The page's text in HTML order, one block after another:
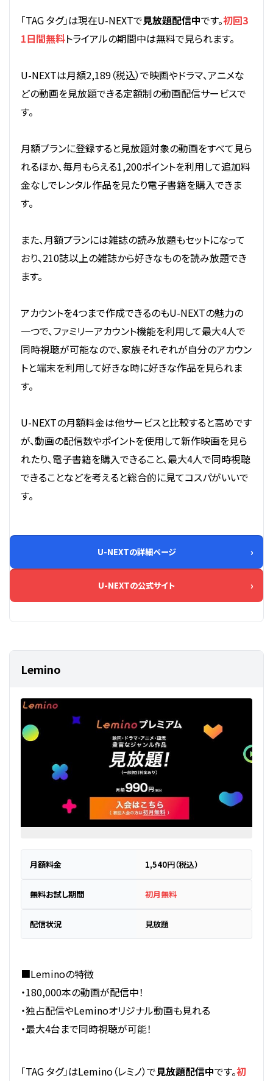
「TAG タグ」は現在U-NEXTで見放題配信中です。初回3
1日間無料トライアルの期間中は無料で見られます。
U-NEXTは月額2,189（税込）で映画やドラマ、アニメな
どの動画を見放題できる定額制の動画配信サービスで
す。
月額プランに登録すると見放題対象の動画をすべて見ら
れるほか、毎月もらえる1,200ポイントを利用して追加料
金なしでレンタル作品を見たり電子書籍を購入できま
す。
また、月額プランには雑誌の読み放題もセットになって
おり、210誌以上の雑誌から好きなものを読み放題でき
ます。
アカウントを4つまで作成できるのもU-NEXTの魅力の
一つで、ファミリーアカウント機能を利用して最大4人で
同時視聴が可能なので、家族それぞれが自分のアカウン
トと端末を利用して好きな時に好きな作品を見られま
す。
U-NEXTの月額料金は他サービスと比較すると高めです
が、動画の配信数やポイントを使用して新作映画を見ら
れたり、電子書籍を購入できること、最大4人で同時視聴
できることなどを考えると総合的に見てコスパがいいで
す。
U-NEXTの詳細ページ
U-NEXTの公式サイト
Lemino
月額料金 1,540円（税込）
無料お試し期間 初月無料
配信状況 見放題
■Leminoの特徴
・180,000本の動画が配信中！
・独占配信やLeminoオリジナル動画も見れる
・最大4台まで同時視聴が可能！
「TAG タグ」はLemino（レミノ）で見放題配信中です。初